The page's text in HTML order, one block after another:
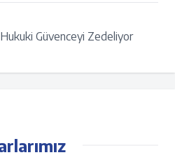
Güvenceyi Zedeliyor